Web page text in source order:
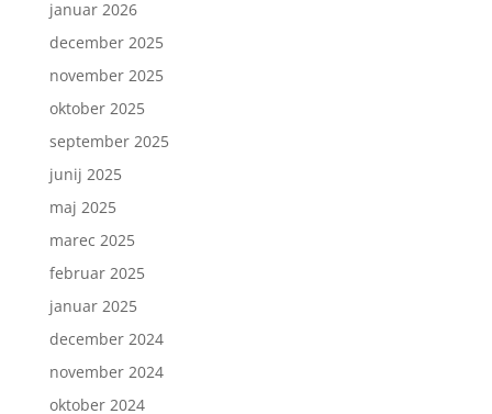
januar 2026
december 2025
november 2025
oktober 2025
september 2025
junij 2025
maj 2025
marec 2025
februar 2025
januar 2025
december 2024
november 2024
oktober 2024